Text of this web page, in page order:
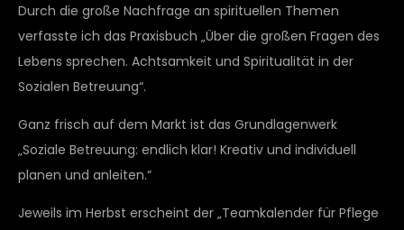
Durch die große Nachfrage an spirituellen Themen
verfasste ich das Praxisbuch „Über die großen Fragen des
Lebens sprechen. Achtsamkeit und Spiritualität in der
Sozialen Betreuung“.
Ganz frisch auf dem Markt ist das Grundlagenwerk
„Soziale Betreuung: endlich klar! Kreativ und individuell
planen und anleiten.“
Jeweils im Herbst erscheint der „Teamkalender für Pflege